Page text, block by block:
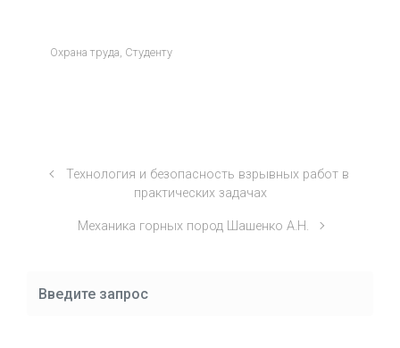
Охрана труда, Студенту
Технология и безопасность взрывных работ в
практических задачах
Механика горных пород Шашенко А.Н.